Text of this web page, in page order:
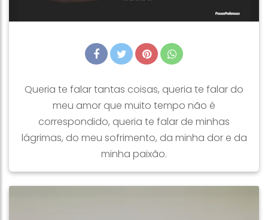
Queria te falar tantas coisas, queria te falar do
meu amor que muito tempo não é
correspondido, queria te falar de minhas
lágrimas, do meu sofrimento, da minha dor e da
minha paixão.